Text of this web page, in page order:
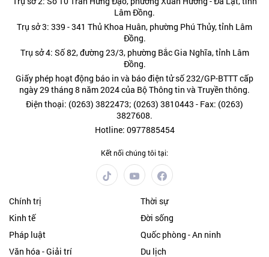
Lâm Đồng.
Trụ sở 3: 339 - 341 Thủ Khoa Huân, phường Phú Thủy, tỉnh Lâm
Đồng.
Trụ sở 4: Số 82, đường 23/3, phường Bắc Gia Nghĩa, tỉnh Lâm
Đồng.
Giấy phép hoạt động báo in và báo điện tử số 232/GP-BTTT cấp
ngày 29 tháng 8 năm 2024 của Bộ Thông tin và Truyền thông.
Điện thoại: (0263) 3822473; (0263) 3810443 - Fax: (0263)
3827608.
Hotline: 0977885454
Kết nối chúng tôi tại:
Chính trị
Thời sự
Kinh tế
Đời sống
Pháp luật
Quốc phòng - An ninh
Văn hóa - Giải trí
Du lịch